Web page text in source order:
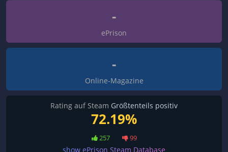
-
ePrison
-
Online-Magazine
Rating auf Steam Größtenteils positiv
72.19%
257 99
show ePrison Steam Database